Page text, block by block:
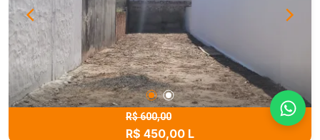
R$ 600,00
R$ 450,00 L